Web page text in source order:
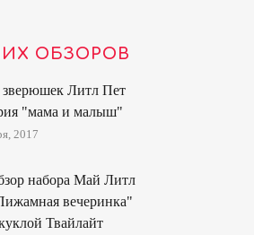
ОБЗОРОВ
Литл Пет
"мама и малыш"
2017
набора Май Литл
вечеринка"
Твайлайт